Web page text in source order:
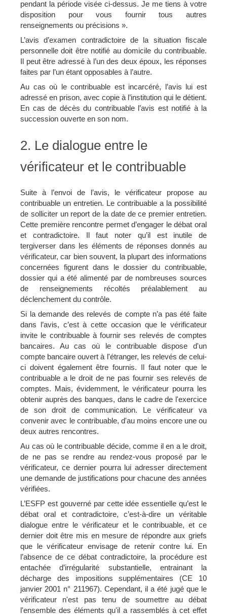
pendant la période visée ci-dessus. Je me tiens à votre
disposition pour vous fournir tous autres
renseignements ou précisions ».
L’avis d’examen contradictoire de la situation fiscale
personnelle doit être notifié au domicile du contribuable.
Il peut être adressé à l’un des deux époux, les réponses
faites par l’un étant opposables à l’autre.
Au cas où le contribuable est incarcéré, l’avis lui est
adressé en prison, avec copie à l’institution qui le détient.
En cas de décès du contribuable l’avis est notifié à la
succession ouverte en son nom.
2. Le dialogue entre le
vérificateur et le contribuable
Suite à l’envoi de l’avis, le vérificateur propose au
contribuable un entretien. Le contribuable a la possibilité
de solliciter un report de la date de ce premier entretien.
Cette première rencontre permet d’engager le débat oral
et contradictoire. Il faut noter qu’il est inutile de
tergiverser dans les éléments de réponses donnés au
vérificateur, car bien souvent, la plupart des informations
concernées figurent dans le dossier du contribuable,
dossier qui a été alimenté par de nombreuses sources
de renseignements récoltés préalablement au
déclenchement du contrôle.
Si la demande des relevés de compte n’a pas été faite
dans l’avis, c’est à cette occasion que le vérificateur
invite le contribuable à fournir ses relevés de comptes
bancaires. Au cas où le contribuable dispose d'un
compte bancaire ouvert à l'étranger, les relevés de celui-
ci doivent également être fournis. Il faut noter que le
contribuable a le droit de ne pas fournir ses relevés de
comptes. Mais, évidemment, le vérificateur pourra les
obtenir auprès des banques, dans le cadre de l'exercice
de son droit de communication. Le vérificateur va
convenir avec le contribuable, d'au moins encore une ou
deux autres rencontres.
Au cas où le contribuable décide, comme il en a le droit,
de ne pas se rendre au rendez-vous proposé par le
vérificateur, ce dernier pourra lui adresser directement
une demande de justifications pour chacune des années
vérifiées.
L’ESFP est gouverné par cette idée essentielle qu’est le
débat oral et contradictoire, c’est-à-dire un véritable
dialogue entre le vérificateur et le contribuable, et ce
dernier doit être mis en mesure de répondre aux griefs
que le vérificateur envisage de retenir contre lui. En
l’absence de ce débat contradictoire, la procédure est
entachée d’irrégularité substantielle, entrainant la
décharge des impositions supplémentaires (CE 10
janvier 2001 n° 211967). Cependant, il a été jugé que le
vérificateur n'est pas tenu de soumettre au débat
l'ensemble des éléments qu'il a rassemblés à cet effet